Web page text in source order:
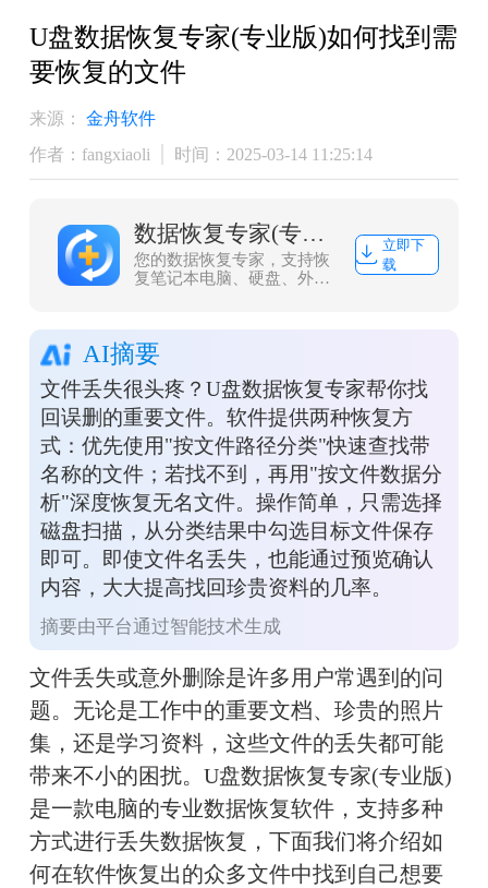
U盘数据恢复专家(专业版)如何找到需
要恢复的文件
来源：
金舟软件
作者：fangxiaoli
时间：2025-03-14 11:25:14
数据恢复专家(专业版)
您的数据恢复专家，支持恢
复笔记本电脑、硬盘、外部
频、音频等多种文件格式的
恢复
立即下
载
AI摘要
文件丢失很头疼？U盘数据恢复专家帮你找
回误删的重要文件。软件提供两种恢复方
式：优先使用"按文件路径分类"快速查找带
名称的文件；若找不到，再用"按文件数据分
析"深度恢复无名文件。操作简单，只需选择
磁盘扫描，从分类结果中勾选目标文件保存
即可。即使文件名丢失，也能通过预览确认
内容，大大提高找回珍贵资料的几率。
摘要由平台通过智能技术生成
文件丢失或意外删除是许多用户常遇到的问
题。无论是工作中的重要文档、珍贵的照片
集，还是学习资料，这些文件的丢失都可能
带来不小的困扰。U盘数据恢复专家(专业版)
是一款电脑的专业数据恢复软件，支持多种
方式进行丢失数据恢复，下面我们将介绍如
何在软件恢复出的众多文件中找到自己想要